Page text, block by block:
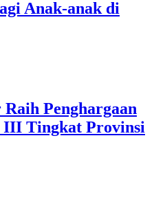
Anak-anak di
Penghargaan
III Tingkat Provinsi